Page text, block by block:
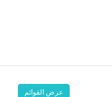
عرض القوائم